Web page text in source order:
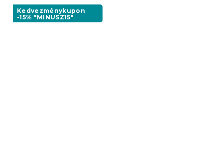
Kedvezménykupon
-15% "MINUSZ15"